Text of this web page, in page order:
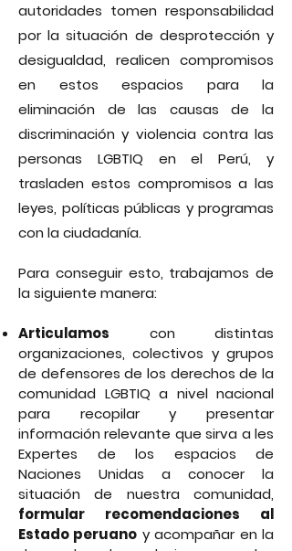
autoridades tomen responsabilidad
por la situación de desprotección y
desigualdad, realicen compromisos
en estos espacios para la
eliminación de las causas de la
discriminación y violencia contra las
personas LGBTIQ en el Perú, y
trasladen estos compromisos a las
leyes, políticas públicas y programas
con la ciudadanía.
Para conseguir esto, trabajamos de
la siguiente manera:
Articulamos con distintas
organizaciones, colectivos y grupos
de defensores de los derechos de la
comunidad LGBTIQ a nivel nacional
para recopilar y presentar
información relevante que sirva a les
Expertes de los espacios de
Naciones Unidas a conocer la
situación de nuestra comunidad,
formular recomendaciones al
Estado peruano y acompañar en la